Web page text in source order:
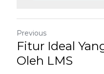
Previous
Fitur Ideal
Oleh LMS